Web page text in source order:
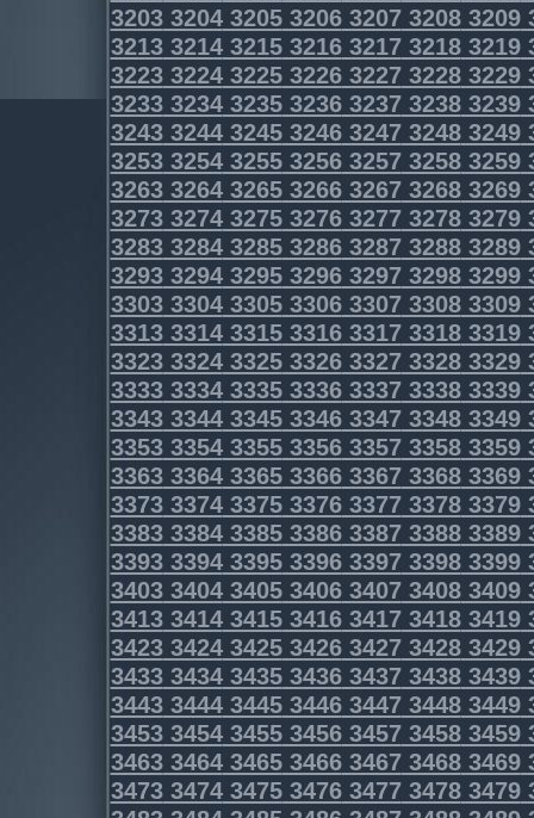
3203320432053206320732083209
3213321432153216321732183219
3223322432253226322732283229
3233323432353236323732383239
3243324432453246324732483249
3253325432553256325732583259
3263326432653266326732683269
3273327432753276327732783279
3283328432853286328732883289
3293329432953296329732983299
3303330433053306330733083309
3313331433153316331733183319
3323332433253326332733283329
3333333433353336333733383339
3343334433453346334733483349
3353335433553356335733583359
3363336433653366336733683369
3373337433753376337733783379
3383338433853386338733883389
3393339433953396339733983399
3403340434053406340734083409
3413341434153416341734183419
3423342434253426342734283429
3433343434353436343734383439
3443344434453446344734483449
3453345434553456345734583459
3463346434653466346734683469
3473347434753476347734783479